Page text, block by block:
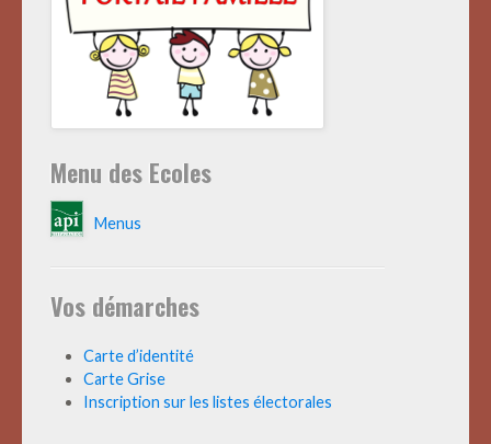
Menu des Ecoles
Menus
Vos démarches
Carte d’identité
Carte Grise
Inscription sur les listes électorales